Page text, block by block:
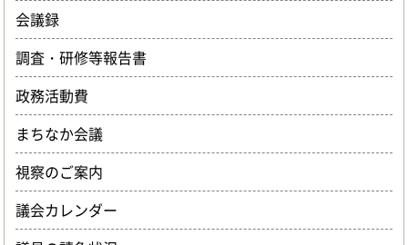
会議録
調査・研修等報告書
政務活動費
まちなか会議
視察のご案内
議会カレンダー